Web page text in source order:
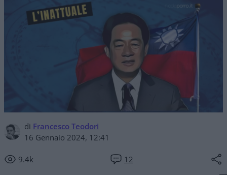
di Francesco Teodori
16 Gennaio 2024, 12:41
9.4k 12